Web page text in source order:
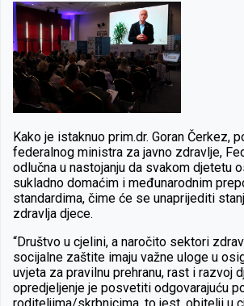
Kako je istaknuo prim.dr. Goran Čerkez,
federalnog ministra za javno zdravlje,
odlučna u nastojanju da svakom djetetu
sukladno domaćim i međunarodnim
standardima, čime će se unaprijediti
zdravlja djece.
“Društvo u cjelini, a naročito sektori
socijalne zaštite imaju važne uloge u
uvjeta za pravilnu prehranu, rast i razvoj
opredjeljenje je posvetiti odgovarajuću